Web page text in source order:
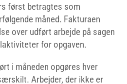
først betragtes som
måned. Fakturaen
over udført arbejde på sagen
for opgaven.
i måneden opgøres hver
Arbejder, der ikke er